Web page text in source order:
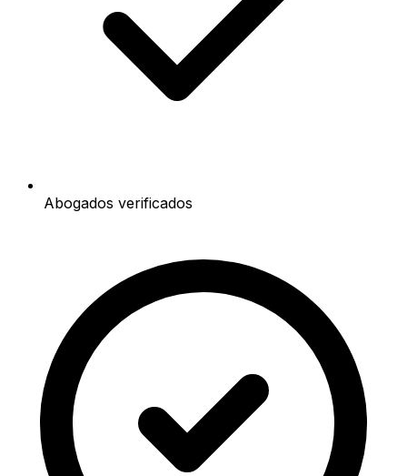
Abogados verificados